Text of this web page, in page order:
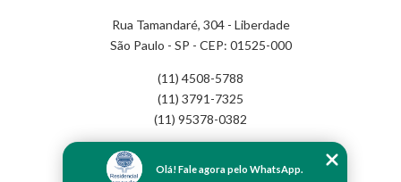
Rua Tamandaré, 304 - Liberdade
São Paulo - SP - CEP: 01525-000
(11) 4508-5788
(11) 3791-7325
(11) 95378-0382
Empresa
Olá! Fale agora pelo WhatsApp.